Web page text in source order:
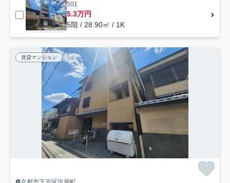
501
5.3万円
5階 / 28.90㎡ / 1K
賃貸マンション